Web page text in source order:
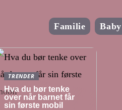
Familie Baby
TRENDER
Hva du bør tenke
over når barnet får
sin første mobil